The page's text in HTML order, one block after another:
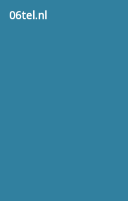
06tel.nl